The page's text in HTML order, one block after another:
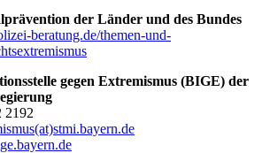
der Länder und des Bundes
beratung.de/themen-und-
gegen Extremismus (BIGE) der
2192